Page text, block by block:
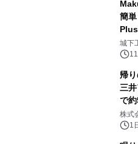
簡
ーブ
ぐっ
城下
帰
三
で
メニ
株式
1